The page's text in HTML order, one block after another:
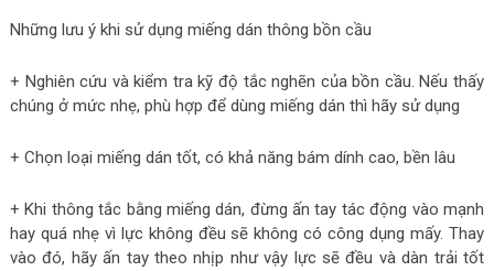
Những lưu ý khi sử dụng miếng dán thông bồn cầu
+ Nghiên cứu và kiểm tra kỹ độ tắc nghẽn của bồn cầu. Nếu thấy
chúng ở mức nhẹ, phù hợp để dùng miếng dán thì hãy sử dụng
+ Chọn loại miếng dán tốt, có khả năng bám dính cao, bền lâu
+ Khi thông tắc bằng miếng dán, đừng ấn tay tác động vào mạnh
hay quá nhẹ vì lực không đều sẽ không có công dụng mấy. Thay
vào đó, hãy ấn tay theo nhịp như vậy lực sẽ đều và dàn trải tốt